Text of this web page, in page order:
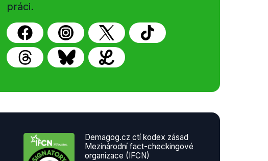
práci.
Demagog.cz ctí kodex zásad
Mezinárodní fact-checkingové
organizace (IFCN)